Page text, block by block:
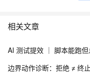
相关文章
边界动作诊断：拒绝 ≠ 终